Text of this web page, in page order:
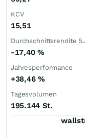
KCV
15,51
Durchschnittsrendite 5J
-17,40 %
Jahresperformance
+38,46 %
Tagesvolumen
195.144 St.